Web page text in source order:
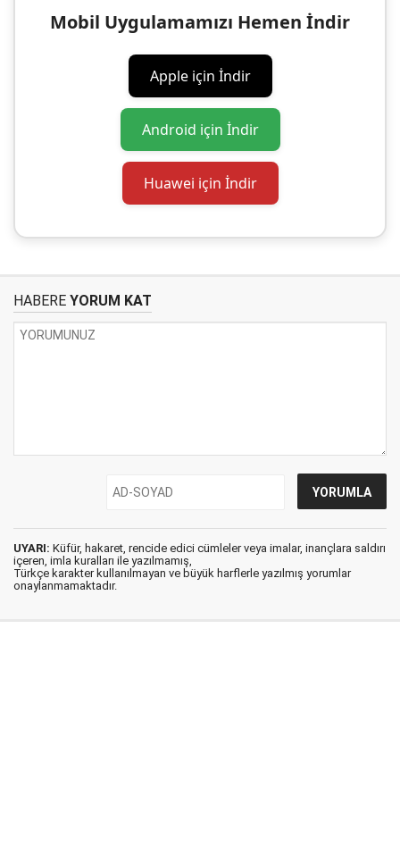
Mobil Uygulamamızı Hemen İndir
Apple için İndir
Android için İndir
Huawei için İndir
HABERE YORUM KAT
UYARI: Küfür, hakaret, rencide edici cümleler veya imalar, inançlara saldırı
içeren, imla kuralları ile yazılmamış,
Türkçe karakter kullanılmayan ve büyük harflerle yazılmış yorumlar
onaylanmamaktadır.